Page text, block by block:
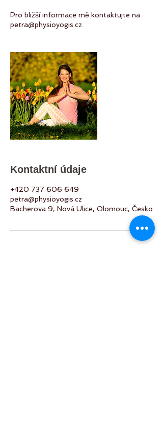
Pro bližší informace mě kontaktujte na
petra@physioyogis.cz.
Kontaktní údaje
+420 737 606 649
petra@physioyogis.cz
Bacherova 9, Nová Ulice, Olomouc, Česko